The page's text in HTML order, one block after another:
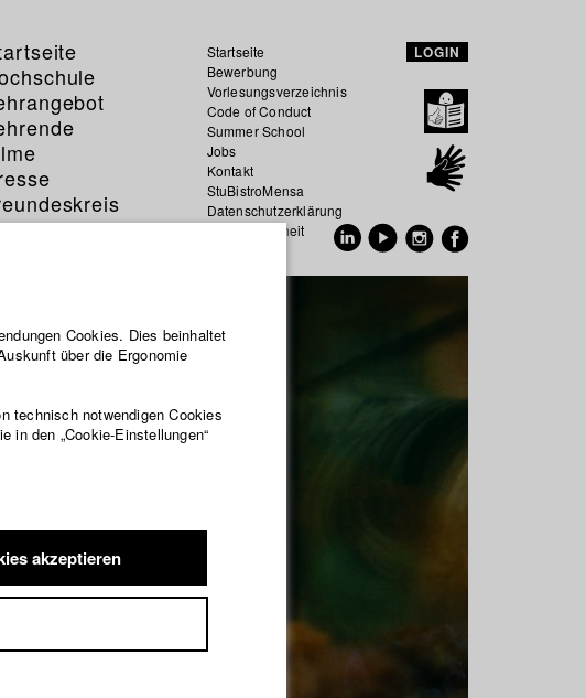
Startseite
Bewerbung
Vorlesungsverzeichnis
Code of Conduct
Summer School
Jobs
Kontakt
StuBistroMensa
Datenschutzerklärung
Datensicherheit
LOGIN
Cookies. Dies beinhaltet
über die Ergonomie
technisch notwendigen Cookies
in den „Cookie-Einstellungen“
akzeptieren